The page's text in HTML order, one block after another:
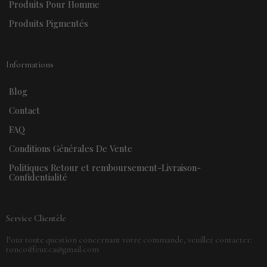
Produits Pour Homme
Produits Pigmentés
Informations
Blog
Contact
FAQ
Conditions Générales De Vente
Politiques Retour et remboursement-Livraison-
Confidentialité
Service Clientèle
Pour toute question concernant votre commande, veuillez contacter:
toncoiffeur.ca@gmail.com